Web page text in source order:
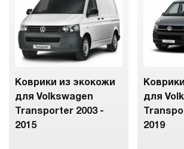
Коврики из экокожи
для Volkswagen
Transporter 2003 -
2015
для
2019